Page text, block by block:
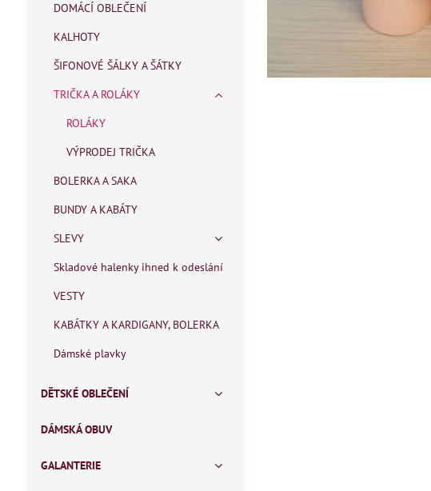
DOMÁCÍ OBLEČENÍ
KALHOTY
ŠIFONOVÉ ŠÁLKY A ŠÁTKY
TRIČKA A ROLÁKY
ROLÁKY
VÝPRODEJ TRIČKA
BOLERKA A SAKA
BUNDY A KABÁTY
SLEVY
Skladové halenky ihned k odeslání
VESTY
KABÁTKY A KARDIGANY, BOLERKA
Dámské plavky
DĚTSKÉ OBLEČENÍ
DÁMSKÁ OBUV
GALANTERIE